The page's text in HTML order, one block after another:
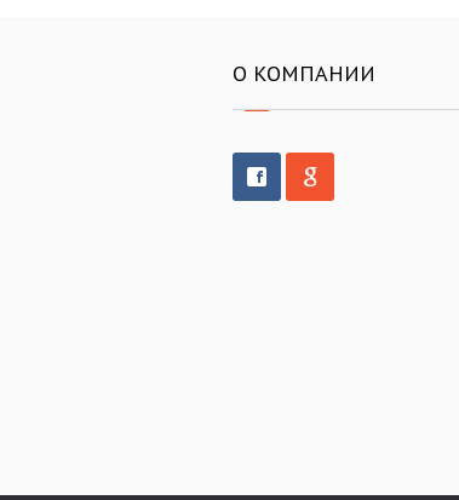
О КОМПАНИИ